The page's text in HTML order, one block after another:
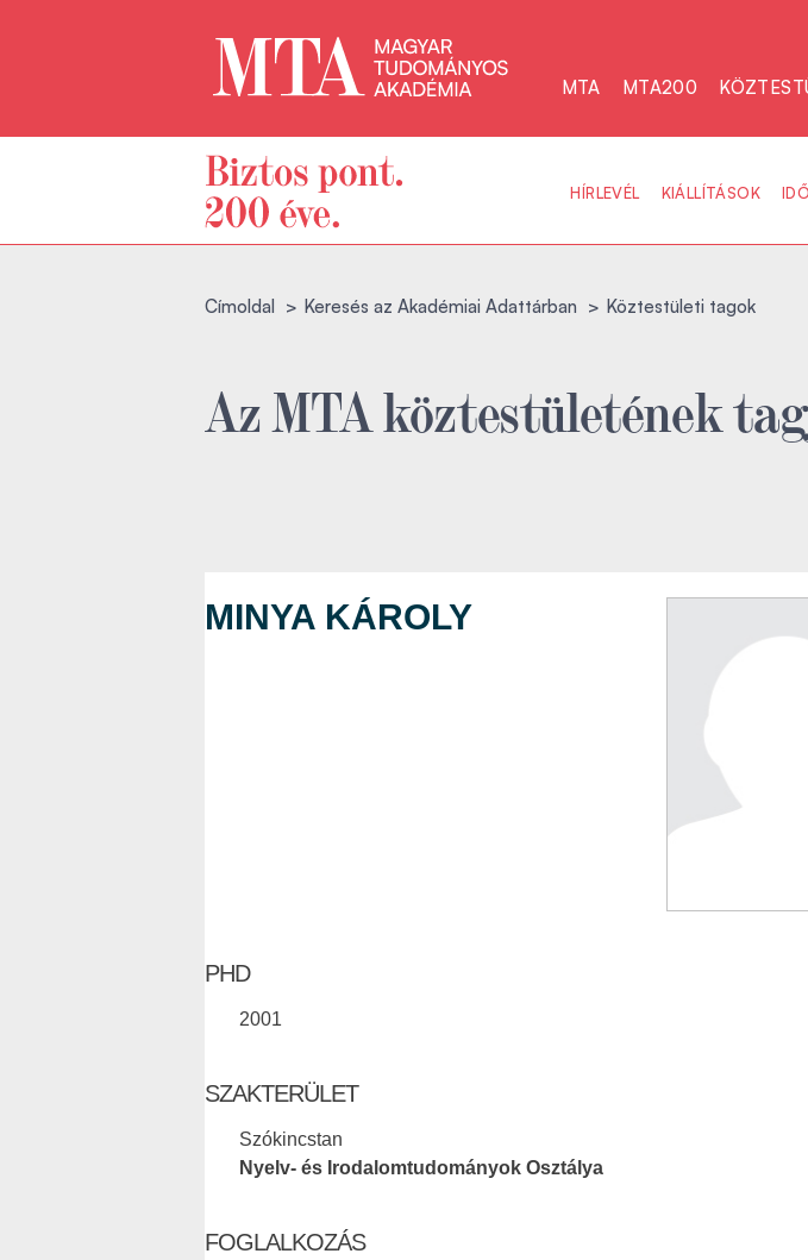
MTA MTA200
HÍRLEVÉL KIÁLLÍTÁSOK
Címoldal Keresés az Akadémiai Adattárban Köztestületi tagok
Az MTA köztestületének
MINYA KÁROLY
PHD
2001
SZAKTERÜLET
Szókincstan
Nyelv- és Irodalomtudományok Osztálya
FOGLALKOZÁS